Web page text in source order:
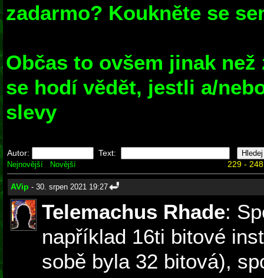
zadarmo? Koukněte se
Občas to ovšem jinak než
se hodí vědět, jestli a/
slevy
Autor: Text:
Nejnovější Novější 229 -
AVip - 30. srpen 2021 19:27
Telemachus Rhade:
například 16ti bitové
sobě byla 32 bitová),